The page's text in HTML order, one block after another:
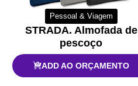
Pessoal & Viagem
STRADA. Almofada de
pescoço
ADD AO ORÇAMENTO